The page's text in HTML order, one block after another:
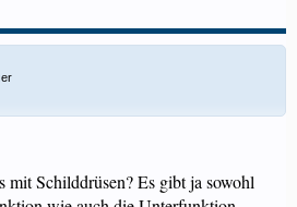
mit Schilddrüsen? Es gibt ja sowohl